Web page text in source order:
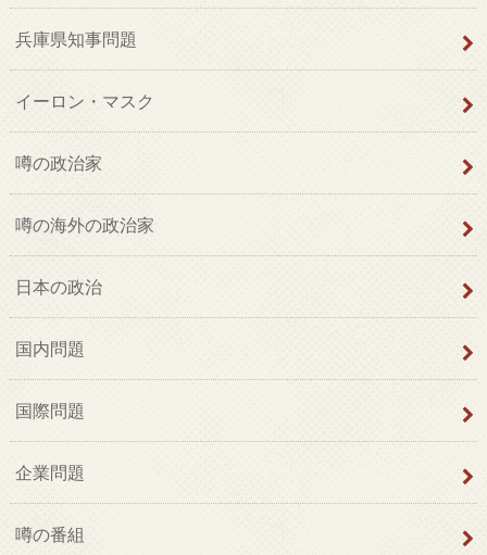
兵庫県知事問題
イーロン・マスク
噂の政治家
噂の海外の政治家
日本の政治
国内問題
国際問題
企業問題
噂の番組